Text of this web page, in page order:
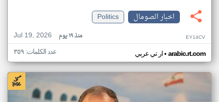
اخبار الصومال
Politics
Jul 19, 2026
منذ ١٩ يوم EY14CV
ار تي عربي• arabic.rt.com عدد الكلمات: ٣٥٩